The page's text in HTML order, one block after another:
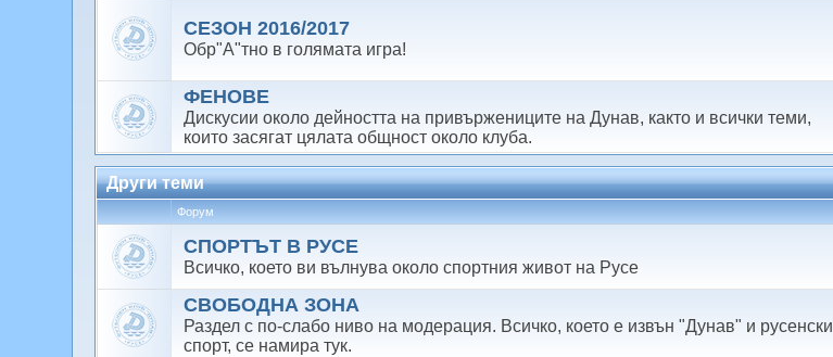
СЕЗОН 2016/2017
Обр"А"тно в голямата игра!
ФЕНОВЕ
Дискусии около дейността на привържениците на Дунав, както и всички теми,
които засягат цялата общност около клуба.
Други теми
Форум
СПОРТЪТ В РУСЕ
Всичко, което ви вълнува около спортния живот на Русе
СВОБОДНА ЗОНА
Раздел с по-слабо ниво на модерация. Всичко, което е извън "Дунав" и русенски
спорт, се намира тук.